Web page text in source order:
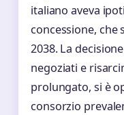
italiano aveva
concessione,
2038. La
negoziati e
prolungato, si è
consorzio